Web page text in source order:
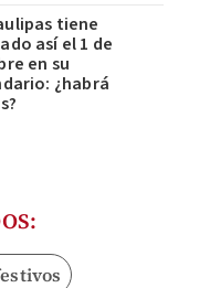
tiene
así el 1 de
en su
¿habrá